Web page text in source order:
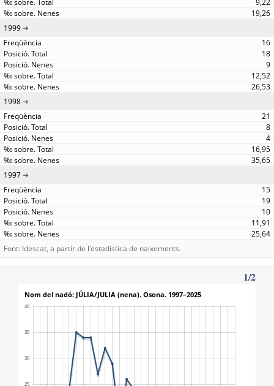
9,22
19,26
1999
16
18
9
12,52
26,53
1998
21
8
4
16,95
35,65
1997
15
19
10
11,91
25,64
Font: Idescat, a partir de l'estadística de naixements.